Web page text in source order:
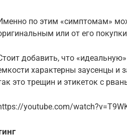
по этим «симптомам»
или от его
добавить, что
характерны заусенцы и
это трещин и этикеток с
youtube.com/